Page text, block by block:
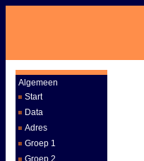
Algemeen
Start
Data
Adres
Groep 1
Groep 2